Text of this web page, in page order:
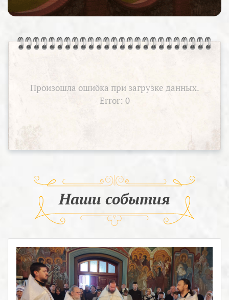
Произошла ошибка при загрузке данных.
Error: 0
Наши события